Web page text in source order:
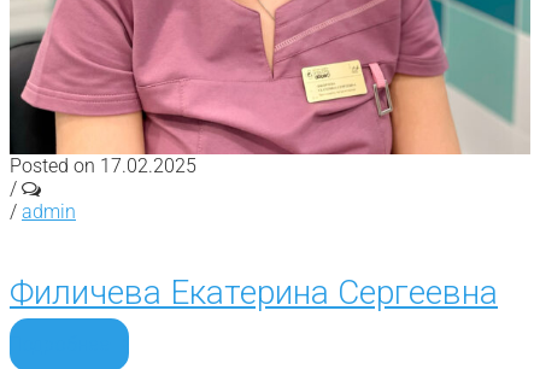
Posted on 17.02.2025
/
/ admin
Филичева Екатерина Сергеевна